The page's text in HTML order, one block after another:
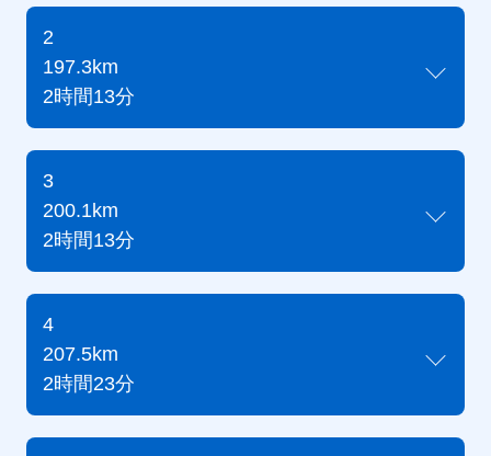
2
197.3km
2時間13分
3
200.1km
2時間13分
4
207.5km
2時間23分